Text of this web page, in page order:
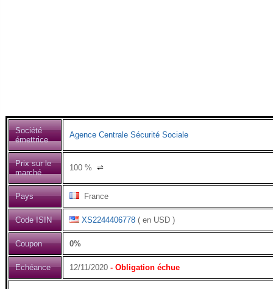
Société
émettrice
Agence Centrale Sécurité Sociale
Prix sur le
marché
100 % ⇌
Pays France
Code ISIN XS2244406778 ( en USD )
Coupon 0%
Echéance 12/11/2020 - Obligation échue